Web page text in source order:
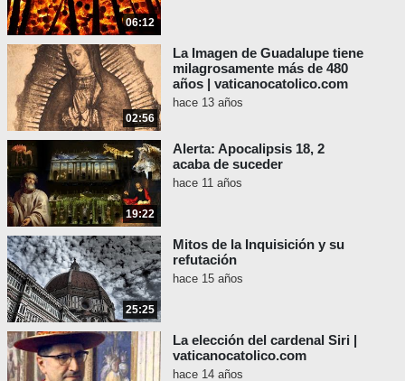
“Dos empleados de la Casa
Blanca tienen un día de bodas
que nunca olvidarán. Brian
Mosteller y Joe Mahshie se
casaron el 1 de agosto en una
pequeña ceremonia rodeados de
familiares y amigos.
Y aunque la mayor parte de la
atención se centró en la feliz
pareja, el hombre que ofició la
boda probablemente también
recibió algo de atención. El
actual vicepresidente de Estados
Unidos, Joe Biden, presidió la
boda de Mosteller y Mahshie, la
cual fue celebrada en la casa del
vicepresidente en Washington,
D.C. Una novedad para el
06:12
02:56
La Imagen de Guadalupe tiene
milagrosamente más de 480
años | vaticanocatolico.com
hace 13 años
19:22
Alerta: Apocalipsis 18, 2
acaba de suceder
hace 11 años
25:25
Mitos de la Inquisición y su
refutación
hace 15 años
La elección del cardenal Siri |
vaticanocatolico.com
hace 14 años